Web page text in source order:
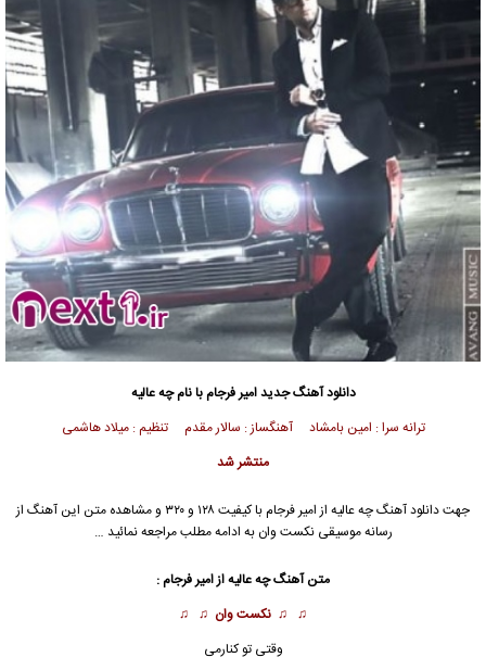
دانلود آهنگ جدیدامیر فرجامبا نام چه عالیه
ترانه سرا : امین بامشاد آهنگساز : سالار مقدم تنظیم : میلاد هاشمی
منتشر شد
جهت دانلود آهنگ چه عالیه از امیر فرجام
با کیفیت ۱۲۸ و ۳۲۰ و مشاهده متن این آهنگ از
رسانه موسیقی نکست وان به ادامه مطلب مراجعه نمائید …
متن آهنگ چه عالیه ازامیر فرجام:
♫ ♫ نکست وان ♫ ♫
وقتی تو کنارمی